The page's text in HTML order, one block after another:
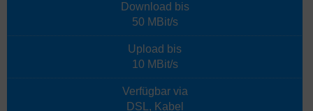
Download bis
50 MBit/s
Upload bis
10 MBit/s
Verfügbar via
DSL, Kabel